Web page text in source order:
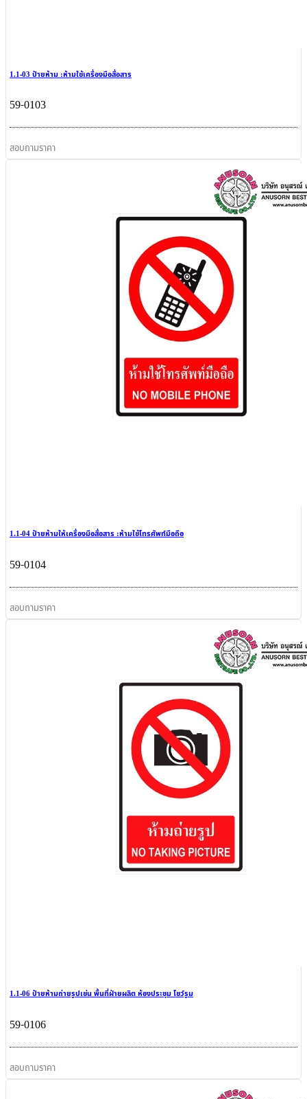
1.1-03 ป้ายห้าม :ห้ามใช้เครื่องมือสื่อสาร
59-0103
สอบถามราคา
1.1-04 ป้ายห้ามให้เครื่องมือสื่อสาร :ห้ามใช้โทรศัพท์มือถือ
59-0104
สอบถามราคา
1.1-06 ป้ายห้ามถ่ายรูปเช่น พื้นที่ฝ่ายผลิต ห้องประชุม โชว์รูม
59-0106
สอบถามราคา